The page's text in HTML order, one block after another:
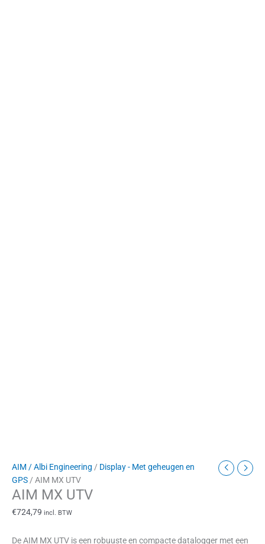
AIM / Albi Engineering / Display - Met geheugen en
GPS / AIM MX UTV
AIM MX UTV
€724,79 incl. BTW
De AIM MX UTV is een robuuste en compacte datalogger met een